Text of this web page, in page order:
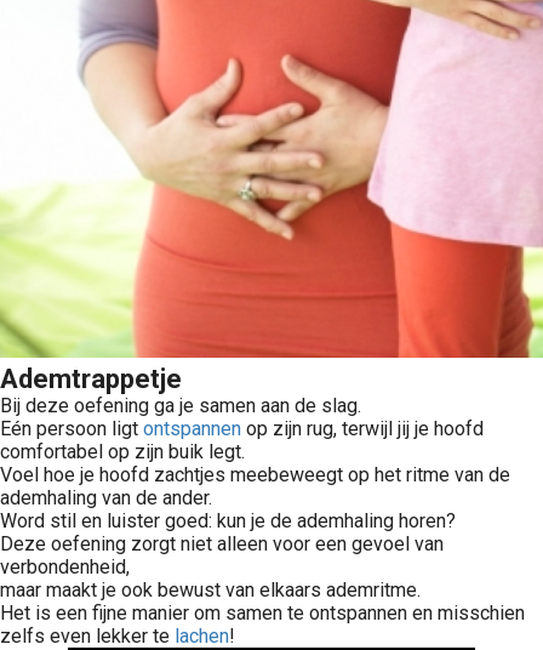
Ademtrappetje
Bij deze oefening ga je samen aan de slag.
Eén persoon ligt ontspannen op zijn rug, terwijl jij je hoofd
comfortabel op zijn buik legt.
Voel hoe je hoofd zachtjes meebeweegt op het ritme van de
ademhaling van de ander.
Word stil en luister goed: kun je de ademhaling horen?
Deze oefening zorgt niet alleen voor een gevoel van
verbondenheid,
maar maakt je ook bewust van elkaars ademritme.
Het is een fijne manier om samen te ontspannen en misschien
zelfs even lekker te lachen!